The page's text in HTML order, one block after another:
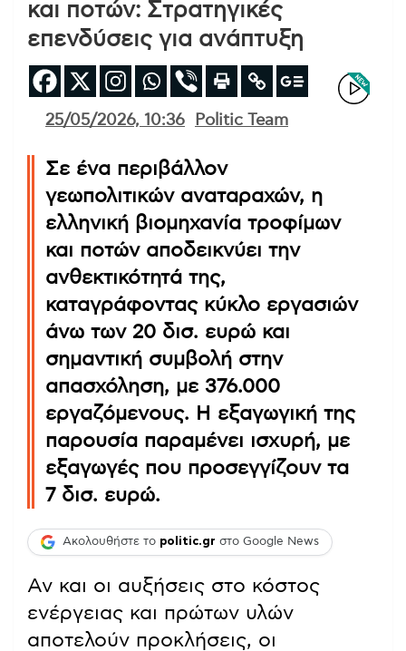
και ποτών: Στρατηγικές
επενδύσεις για ανάπτυξη
25/05/2026, 10:36 Politic Team
Σε ένα περιβάλλον
γεωπολιτικών αναταραχών, η
ελληνική βιομηχανία τροφίμων
και ποτών αποδεικνύει την
ανθεκτικότητά της,
καταγράφοντας κύκλο εργασιών
άνω των 20 δισ. ευρώ και
σημαντική συμβολή στην
απασχόληση, με 376.000
εργαζόμενους. Η εξαγωγική της
παρουσία παραμένει ισχυρή, με
εξαγωγές που προσεγγίζουν τα
7 δισ. ευρώ.
Ακολουθήστε το politic.gr στο Google News
Αν και οι αυξήσεις στο κόστος
ενέργειας και πρώτων υλών
αποτελούν προκλήσεις, οι